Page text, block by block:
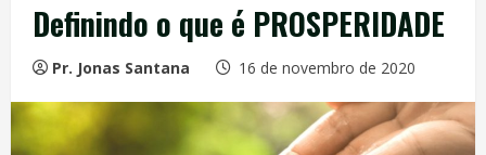
Definindo o que é PROSPERIDADE
Pr. Jonas Santana 16 de novembro de 2020